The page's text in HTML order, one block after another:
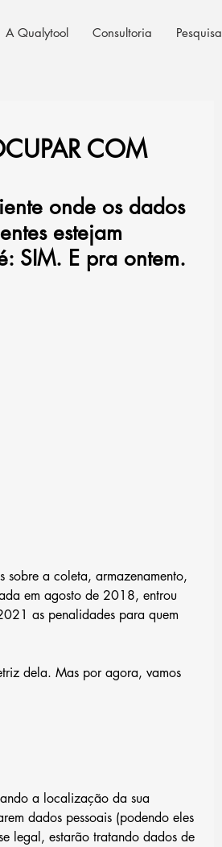
A Qualytool Consultoria Pesquisa
COM
onde os dados
estejam
SIM. E pra ontem.
sobre a coleta, armazenamento,
em agosto de 2018, entrou
as penalidades para quem
dela. Mas por agora, vamos
a localização da sua
dados pessoais (podendo eles
legal, estarão tratando dados de